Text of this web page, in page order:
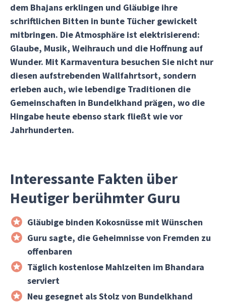
dem Bhajans erklingen und Gläubige ihre
schriftlichen Bitten in bunte Tücher gewickelt
mitbringen. Die Atmosphäre ist elektrisierend:
Glaube, Musik, Weihrauch und die Hoffnung auf
Wunder. Mit Karmaventura besuchen Sie nicht nur
diesen aufstrebenden Wallfahrtsort, sondern
erleben auch, wie lebendige Traditionen die
Gemeinschaften in Bundelkhand prägen, wo die
Hingabe heute ebenso stark fließt wie vor
Jahrhunderten.
Interessante Fakten über
Heutiger berühmter Guru
Gläubige binden Kokosnüsse mit Wünschen
Guru sagte, die Geheimnisse von Fremden zu
offenbaren
Täglich kostenlose Mahlzeiten im Bhandara
serviert
Neu gesegnet als Stolz von Bundelkhand